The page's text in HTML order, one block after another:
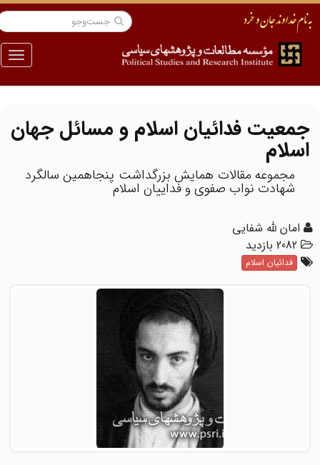
منو
جمعیت فدائیان اسلام و مسائل جهان
اسلام
مجموعه مقالات همایش بزرگداشت پنجاهمین سالگرد
شهادت نواب صفوی و فداییان اسلام
امان لله شفایی
2082 بازدید
فدائیان اسلام